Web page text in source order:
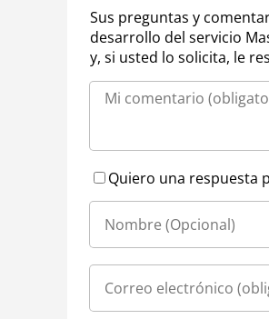
Sus preguntas y
desarrollo del servicio
y, si usted lo solicita, le
Quiero una respuesta